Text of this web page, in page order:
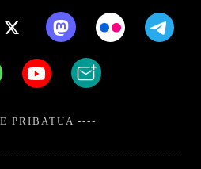
PRIBATUA ----